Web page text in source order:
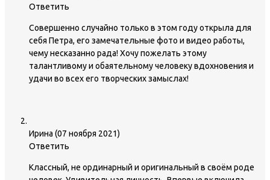
Ответить
Совершенно случайно только в этом году открыла для
себя Петра, его замечательные фото и видео работы,
чему несказанно рада! Хочу пожелать этому
талантливому и обаятельному человеку вдохновения и
удачи во всех его творческих замыслах!
Ирина (07 ноября 2021)
Ответить
Классный, не ординарный и оригинальный в своём роде